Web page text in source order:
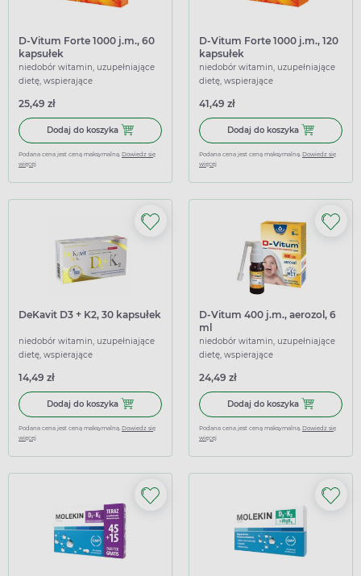
D-Vitum Forte 1000 j.m., 60
kapsułek
niedobór witamin, uzupełniające
dietę, wspierające
25,49 zł
Dodaj do koszyka Dodaj do koszyka D-Vitum Forte 1000 j.m., 60 kapsułek
Podana cena jest ceną maksymalną. Dowiedz się
więcej
D-Vitum Forte 1000 j.m., 120
kapsułek
niedobór witamin, uzupełniające
dietę, wspierające
41,49 zł
Dodaj do koszyka Dodaj do
Podana cena jest ceną maksymalną. Dowiedz się
więcej
DeKavit D3 + K2, 30 kapsułek
niedobór witamin, uzupełniające
dietę, wspierające
14,49 zł
Dodaj do koszyka Dodaj do koszyka DeKavit D3 + K2, 30 kapsułek
Podana cena jest ceną maksymalną. Dowiedz się
więcej
D-Vitum 400 j.m., aerozol, 6
ml
niedobór witamin, uzupełniające
dietę, wspierające
24,49 zł
Dodaj do koszyka Dodaj do
Podana cena jest ceną maksymalną. Dowiedz się
więcej